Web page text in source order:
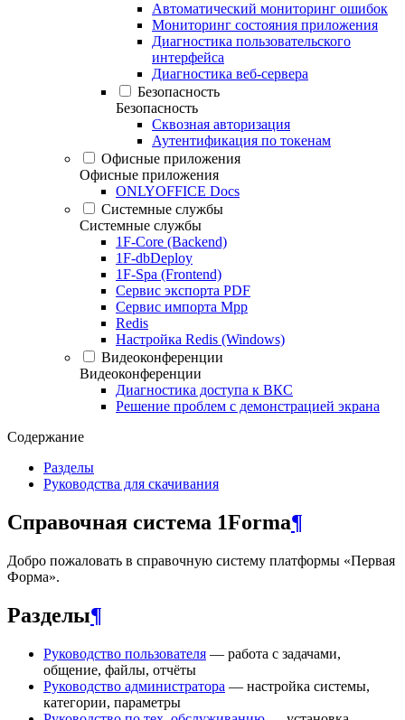
Автоматический мониторинг ошибок
Мониторинг состояния приложения
Диагностика пользовательского
интерфейса
Диагностика веб-сервера
Безопасность
Безопасность
Сквозная авторизация
Аутентификация по токенам
Офисные приложения
Офисные приложения
ONLYOFFICE Docs
Системные службы
Системные службы
1F-Core (Backend)
1F-dbDeploy
1F-Spa (Frontend)
Сервис экспорта PDF
Сервис импорта Mpp
Redis
Настройка Redis (Windows)
Видеоконференции
Видеоконференции
Диагностика доступа к ВКС
Решение проблем с демонстрацией экрана
Содержание
Разделы
Руководства для скачивания
Справочная система 1Forma¶
Добро пожаловать в справочную систему платформы «Первая
Форма».
Разделы¶
Руководство пользователя — работа с задачами,
общение, файлы, отчёты
Руководство администратора — настройка системы,
категории, параметры